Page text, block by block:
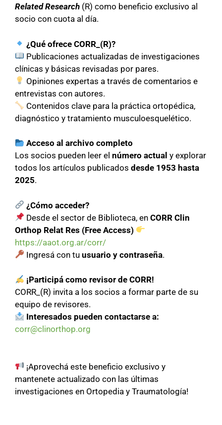
Related Research (R) como beneficio exclusivo al
socio con cuota al día.
¿Qué ofrece CORR_(R)?
Publicaciones actualizadas de investigaciones
clínicas y básicas revisadas por pares.
Opiniones expertas a través de comentarios e
entrevistas con autores.
Contenidos clave para la práctica ortopédica,
diagnóstico y tratamiento musculoesquelético.
Acceso al archivo completo
Los socios pueden leer el número actual y explorar
todos los artículos publicados desde 1953 hasta
2025.
¿Cómo acceder?
Desde el sector de Biblioteca, enCORR Clin
Orthop Relat Res (Free Access)
https://aaot.org.ar/corr/
Ingresá con tuusuario y contraseña.
¡Participá como revisor de CORR!
CORR_(R) invita a los socios a formar parte de su
equipo de revisores.
Interesados pueden contactarse a:
corr@clinorthop.org
¡Aprovechá este beneficio exclusivo y
mantenete actualizado con las últimas
investigaciones en Ortopedia y Traumatología!